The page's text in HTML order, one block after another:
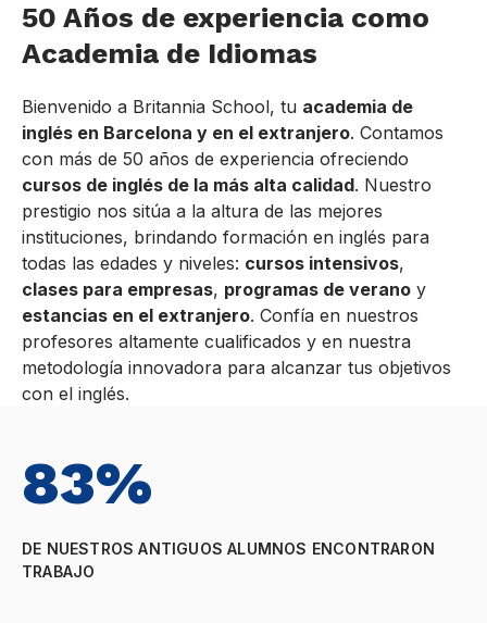
50 Años de experiencia como
Academia de Idiomas
Bienvenido a Britannia School, tu academia de
inglés en Barcelona y en el extranjero. Contamos
con más de 50 años de experiencia ofreciendo
cursos de inglés de la más alta calidad. Nuestro
prestigio nos sitúa a la altura de las mejores
instituciones, brindando formación en inglés para
todas las edades y niveles: cursos intensivos,
clases para empresas, programas de verano y
estancias en el extranjero. Confía en nuestros
profesores altamente cualificados y en nuestra
metodología innovadora para alcanzar tus objetivos
con el inglés.
83%
DE NUESTROS ANTIGUOS ALUMNOS ENCONTRARON
TRABAJO